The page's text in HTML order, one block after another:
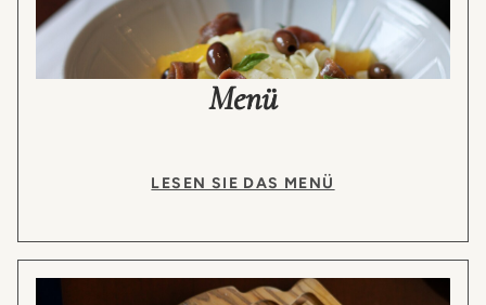
Menü
LESEN SIE DAS MENÜ